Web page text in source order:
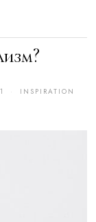
INSPIRATION